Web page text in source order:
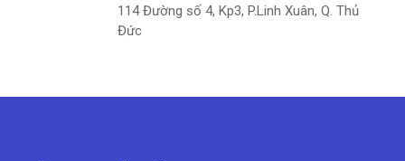
114 Đường số 4, Kp3, P.Linh Xuân, Q. Thủ
Đức